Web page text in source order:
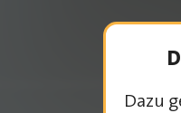
Dazu